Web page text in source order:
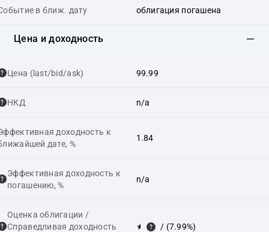
в ближ. дату облигация погашена
Цена и доходность
Цена (last/bid/ask) 99.99
НКД n/a
доходность к
дате, %
1.84
Эффективная доходность к
погашению, %
n/a
Оценка облигации /
Справедливая доходность
★ / (7.99%)